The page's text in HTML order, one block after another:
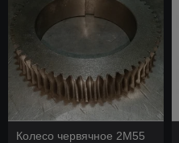
Колесо червячное 2М55